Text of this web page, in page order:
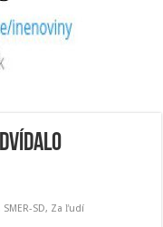
SMER-SD, Za ľudí